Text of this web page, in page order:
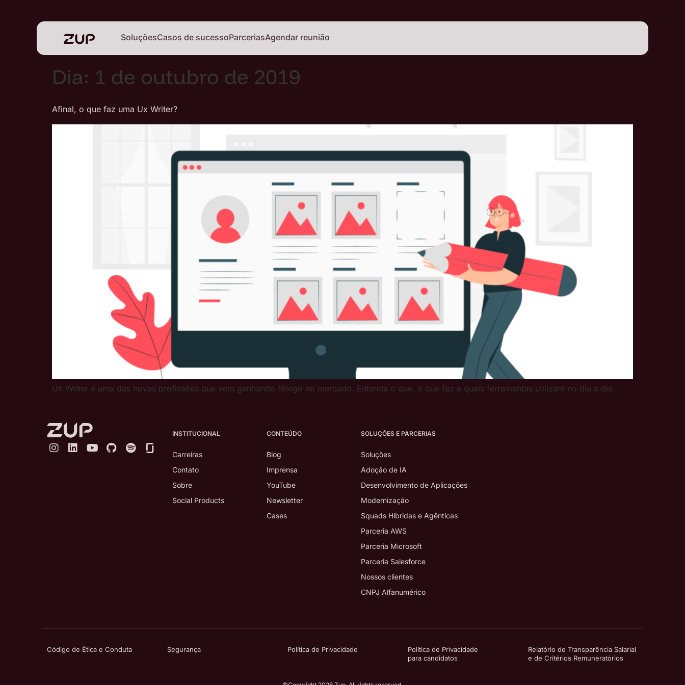
SoluçõesCasos de sucessoParceriasAgendar reunião
Dia: 1 de outubro de 2019
Afinal, o que faz uma Ux Writer?
Ux Writer é uma das novas profissões que vem ganhando fôlego no mercado. Entenda o que, o que faz e quais ferramentas utilizam no dia a dia
INSTITUCIONAL
Carreiras
Contato
Sobre
Social Products
CONTEÚDO
Blog
Imprensa
YouTube
Newsletter
Cases
SOLUÇÕES E PARCERIAS
Soluções
Adoção de IA
Desenvolvimento de Aplicações
Modernização
Squads Híbridas e Agênticas
Parceria AWS
Parceria Microsoft
Parceria Salesforce
Nossos clientes
CNPJ Alfanumérico
Código de Ética e Conduta Segurança Política de Privacidade
Política de Privacidade
para candidatos
Relatório de Transparência Salarial
e de Critérios Remuneratórios